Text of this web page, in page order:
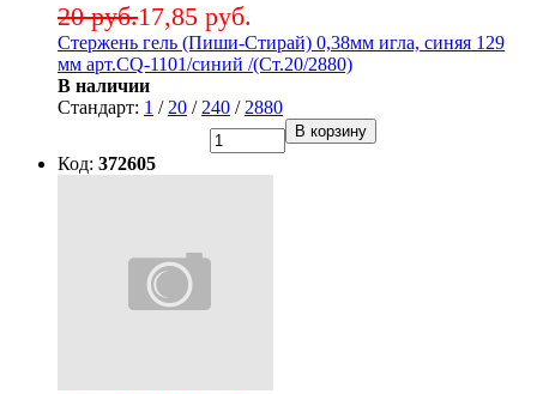
17,85 руб.
20 руб.
Стержень гель (Пиши-Стирай) 0,38мм игла, синяя 129
мм арт.CQ-1101/синий /(Ст.20/2880)
В наличии
Стандарт: 1 / 20 / 240 / 2880
В корзину
Код: 372605